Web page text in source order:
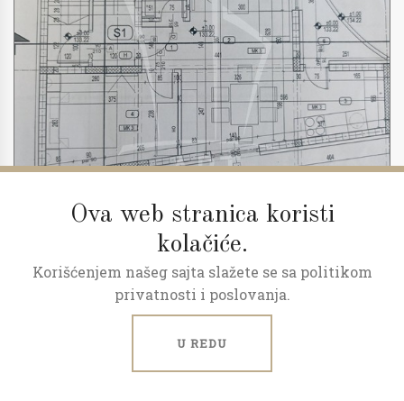
Ova web stranica koristi
kolačiće.
Korišćenjem našeg sajta slažete se sa politikom
privatnosti i poslovanja.
U REDU
3.0 52 m2 1/2
Predprodaja, povraćaj pdv-a